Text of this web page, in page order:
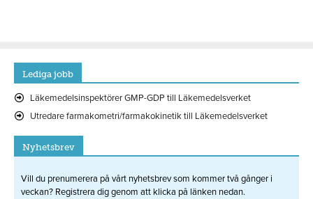
Lediga jobb
Läkemedelsinspektörer GMP-GDP till Läkemedelsverket
Utredare farmakometri/farmakokinetik till Läkemedelsverket
Nyhetsbrev
Vill du prenumerera på vårt nyhetsbrev som kommer två gånger i
veckan? Registrera dig genom att klicka på länken nedan.